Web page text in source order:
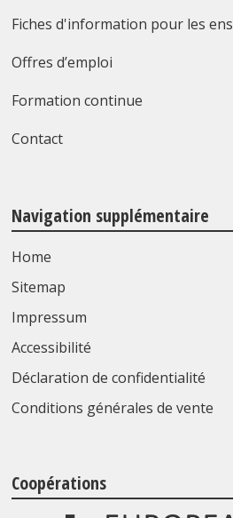
Fiches d'information pour les
Offres d’emploi
Formation continue
Contact
Navigation supplémentaire
Home
Sitemap
Impressum
Accessibilité
Déclaration de confidentialité
Conditions générales de vente
Coopérations